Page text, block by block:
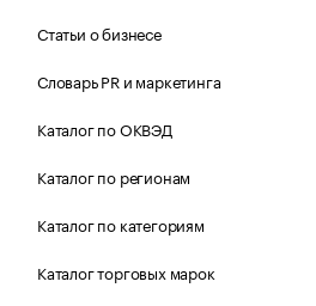
Статьи о бизнесе
Словарь PR и маркетинга
Каталог по ОКВЭД
Каталог по регионам
Каталог по категориям
Каталог торговых марок